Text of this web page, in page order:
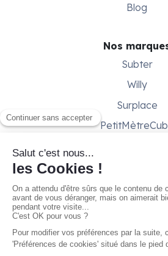
Blog
Nos
Subter
Willy
Surplace
Besoin d'aide
Conditions
Gestion des